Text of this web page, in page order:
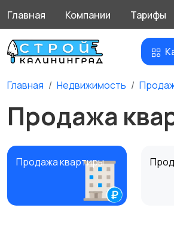
Главная Компании Тарифы
Главная Недвижимость
Продажа
Продажа квартиры